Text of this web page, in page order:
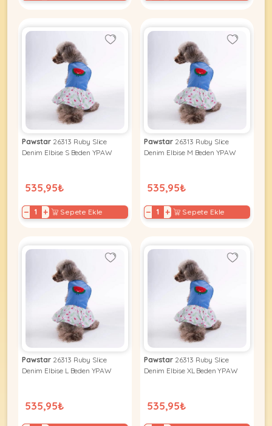
Pawstar26313 Ruby Slice
Denim Elbise S Beden YPAW
535,95₺
− + Sepete Ekle
Pawstar26313 Ruby Slice
Denim Elbise M Beden YPAW
535,95₺
− + Sepete Ekle
Pawstar26313 Ruby Slice
Denim Elbise L Beden YPAW
535,95₺
Pawstar26313 Ruby Slice
Denim Elbise XL Beden YPAW
535,95₺